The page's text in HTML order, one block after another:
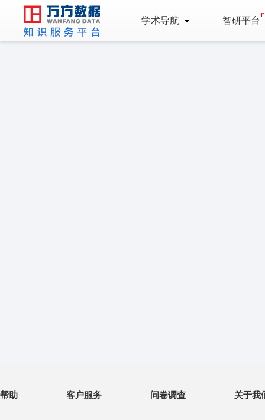
学术导航 智研平台
帮助 客户服务 问卷调查 关于我